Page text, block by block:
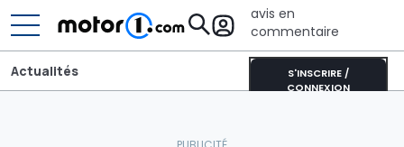
avis en
commentaire
S'INSCRIRE /
CONNEXION
Actualités